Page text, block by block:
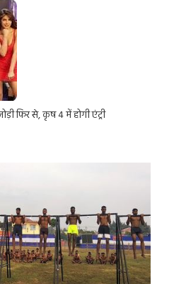
फिर से, कृष 4 में होगी एंट्री